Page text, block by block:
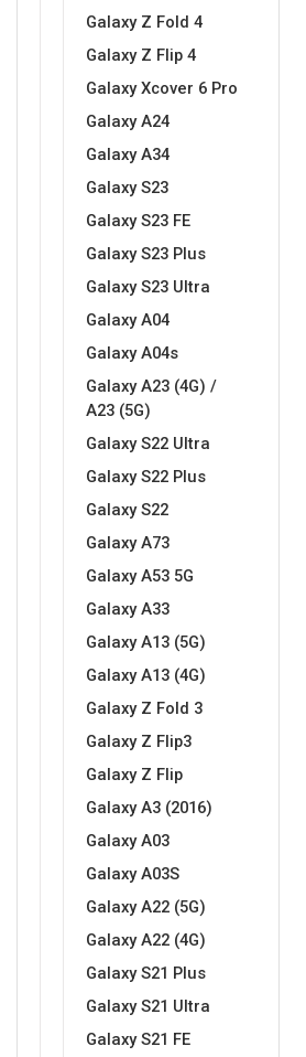
Galaxy Z Fold 4
Galaxy Z Flip 4
Galaxy Xcover 6 Pro
Galaxy A24
Galaxy A34
Galaxy S23
Galaxy S23 FE
Galaxy S23 Plus
Galaxy S23 Ultra
Galaxy A04
Galaxy A04s
Galaxy A23 (4G) /
A23 (5G)
Galaxy S22 Ultra
Galaxy S22 Plus
Galaxy S22
Galaxy A73
Galaxy A53 5G
Galaxy A33
Galaxy A13 (5G)
Galaxy A13 (4G)
Galaxy Z Fold 3
Galaxy Z Flip3
Galaxy Z Flip
Galaxy A3 (2016)
Galaxy A03
Galaxy A03S
Galaxy A22 (5G)
Galaxy A22 (4G)
Galaxy S21 Plus
Galaxy S21 Ultra
Galaxy S21 FE
Zodiac
Doodles
Monogrami
Za njega
Mandale / Cvjetni motivi